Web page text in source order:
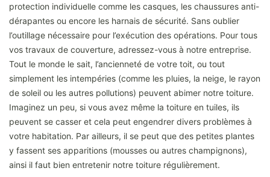
protection individuelle comme les casques, les chaussures anti-
dérapantes ou encore les harnais de sécurité. Sans oublier
l’outillage nécessaire pour l’exécution des opérations. Pour tous
vos travaux de couverture, adressez-vous à notre entreprise.
Tout le monde le sait, l’ancienneté de votre toit, ou tout
simplement les intempéries (comme les pluies, la neige, le rayon
de soleil ou les autres pollutions) peuvent abimer notre toiture.
Imaginez un peu, si vous avez même la toiture en tuiles, ils
peuvent se casser et cela peut engendrer divers problèmes à
votre habitation. Par ailleurs, il se peut que des petites plantes
y fassent ses apparitions (mousses ou autres champignons),
ainsi il faut bien entretenir notre toiture régulièrement.